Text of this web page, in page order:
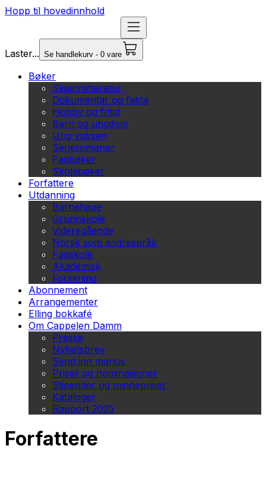
Hopp til hovedinnhold
Laster... Se handlekurv - 0 vare
Bøker
Skjønnlitteratur
Dokumentar og fakta
Hobby og fritid
Barn og ungdom
Ung voksen
Serieromaner
Fagbøker
Skolebøker
Forfattere
Utdanning
Barnehage
Grunnskole
Videregående
Norsk som andrespråk
Fagskole
Akademisk
Forskning
Abonnement
Arrangementer
Elling bokkafé
Om Cappelen Damm
Presse
Nyhetsbrev
Send inn manus
Priser og nominasjoner
Stipender og minnepriser
Kataloger
Rapport 2025
Forfattere